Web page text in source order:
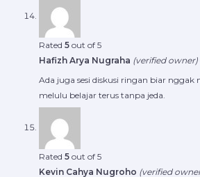
Rated 5 out of 5
Hafizh Arya Nugraha (verified owner)
Ada juga sesi diskusi ringan biar
melulu belajar terus tanpa jeda.
Rated 5 out of 5
Kevin Cahya Nugroho (verified